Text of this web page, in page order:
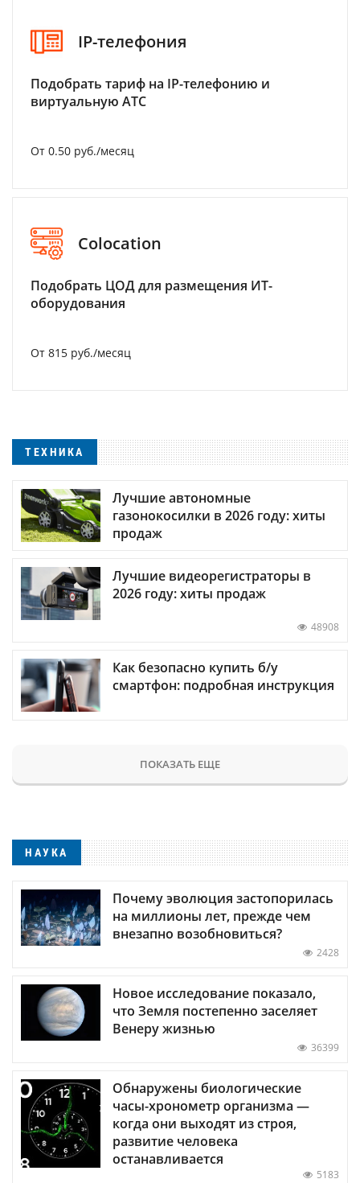
IP-телефония
Подобрать тариф на IP-телефонию и
виртуальную АТС
От 0.50 руб./месяц
Colocation
Подобрать ЦОД для размещения ИТ-
оборудования
От 815 руб./месяц
ТЕХНИКА
Лучшие автономные
газонокосилки в 2026 году: хиты
продаж
Лучшие видеорегистраторы в
2026 году: хиты продаж
48908
Как безопасно купить б/у
смартфон: подробная инструкция
ПОКАЗАТЬ ЕЩЕ
НАУКА
Почему эволюция застопорилась
на миллионы лет, прежде чем
внезапно возобновиться?
2428
Новое исследование показало,
что Земля постепенно заселяет
Венеру жизнью
36399
Обнаружены биологические
часы-хронометр организма —
когда они выходят из строя,
развитие человека
останавливается
5183